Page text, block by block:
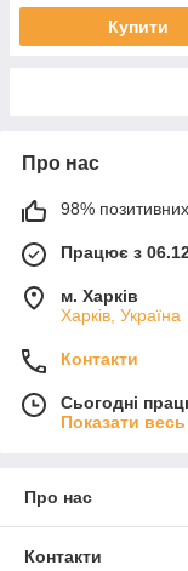
Купити
Про нас
98% позитивних
Працює з
м. Харків
Харків, Україна
Контакти
Сьогодні
Показати
Про нас
Контакти